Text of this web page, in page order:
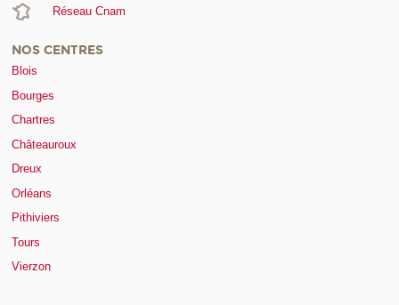
Réseau Cnam
NOS CENTRES
Blois
Bourges
Chartres
Châteauroux
Dreux
Orléans
Pithiviers
Tours
Vierzon